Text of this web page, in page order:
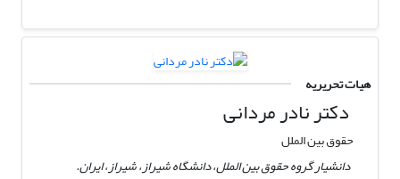
هیات تحریریه
دکتر نادر مردانی
حقوق بین الملل
دانشیار گروه حقوق بین الملل، دانشگاه شیراز، شیراز، ایران.